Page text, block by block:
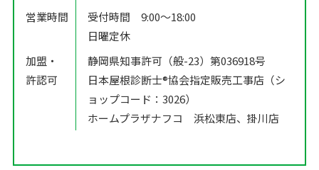
営業時間
受付時間 9:00〜18:00
日曜定休
加盟・
許認可
静岡県知事許可（般-23）第036918号
日本屋根診断士®️協会指定販売工事店（シ
ョップコード：3026）
ホームプラザナフコ 浜松東店、掛川店